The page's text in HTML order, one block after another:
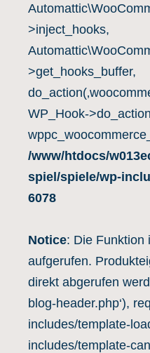
>inject_hooks,
>get_hooks_buffer,
WP_Hook-
/www/htdocs/
spiel/spiele/wp-
6078
Notice: Die Funktion
aufgerufen.
direkt abgerufen
blog-header.php‘),
includes/template-
includes/template-